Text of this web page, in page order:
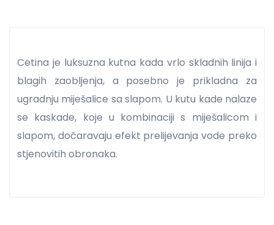
Cetina je luksuzna kutna kada vrlo skladnih linija i
blagih zaobljenja, a posebno je prikladna za
ugradnju miješalice sa slapom. U kutu kade nalaze
se kaskade, koje u kombinaciji s miješalicom i
slapom, dočaravaju efekt prelijevanja vode preko
stjenovitih obronaka.